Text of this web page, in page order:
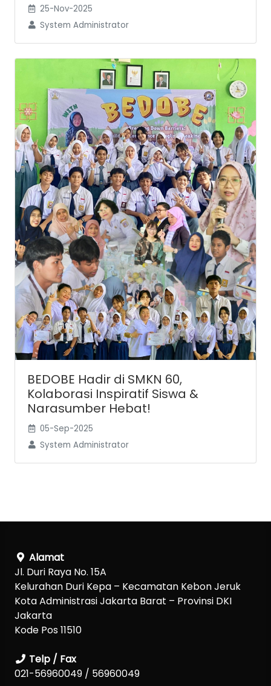
25-Nov-2025
System Administrator
BEDOBE Hadir di SMKN 60,
Kolaborasi Inspiratif Siswa &
Narasumber Hebat!
05-Sep-2025
System Administrator
Alamat
Jl. Duri Raya No. 15A
Kelurahan Duri Kepa – Kecamatan Kebon Jeruk
Kota Administrasi Jakarta Barat – Provinsi DKI
Jakarta
Kode Pos 11510
Telp / Fax
021-56960049 / 56960049